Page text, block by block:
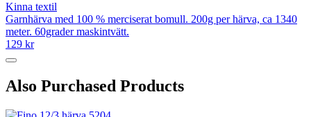
Kinna textil
Garnhärva med 100 % merciserat bomull. 200g per härva, ca 1340
meter. 60grader maskintvätt.
129 kr
Also Purchased Products